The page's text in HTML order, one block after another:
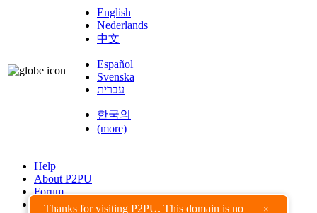
Thanks for visiting P2PU. This domain is no ×
English
Nederlands
中文
Español
Svenska
עברית
한국의
(more)
Help
About P2PU
Forum
Found a Bug?